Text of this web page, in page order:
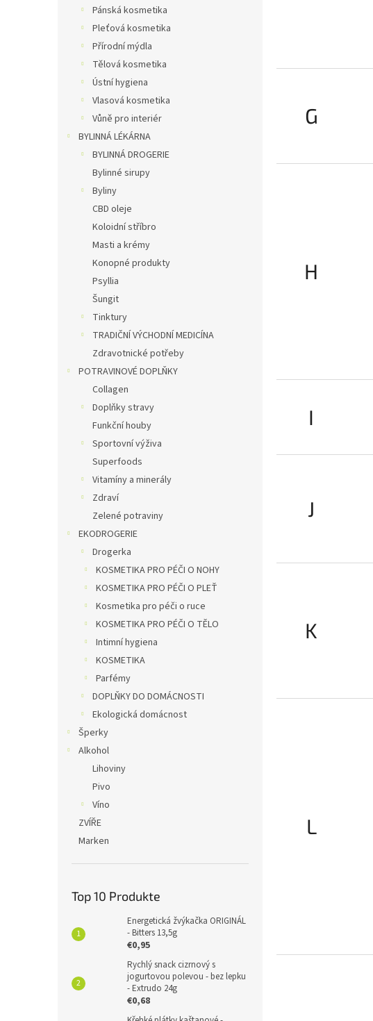
Pánská kosmetika
Pleťová kosmetika
Přírodní mýdla
Tělová kosmetika
Ústní hygiena
Vlasová kosmetika
Vůně pro interiér
BYLINNÁ LÉKÁRNA
BYLINNÁ DROGERIE
Bylinné sirupy
Byliny
CBD oleje
Koloidní stříbro
Masti a krémy
Konopné produkty
Psyllia
Šungit
Tinktury
TRADIČNÍ VÝCHODNÍ MEDICÍNA
Zdravotnické potřeby
POTRAVINOVÉ DOPLŇKY
Collagen
Doplňky stravy
Funkční houby
Sportovní výživa
Superfoods
Vitamíny a minerály
Zdraví
Zelené potraviny
EKODROGERIE
Drogerka
KOSMETIKA PRO PÉČI O NOHY
KOSMETIKA PRO PÉČI O PLEŤ
Kosmetika pro péči o ruce
KOSMETIKA PRO PÉČI O TĚLO
Intimní hygiena
KOSMETIKA
Parfémy
DOPLŇKY DO DOMÁCNOSTI
Ekologická domácnost
Šperky
Alkohol
Lihoviny
Pivo
Víno
ZVÍŘE
Marken
Top 10 Produkte
Energetická žvýkačka ORIGINÁL
- Bitters 13,5g
€0,95
Rychlý snack cizrnový s
jogurtovou polevou - bez lepku
- Extrudo 24g
€0,68
G
H
I
J
K
L